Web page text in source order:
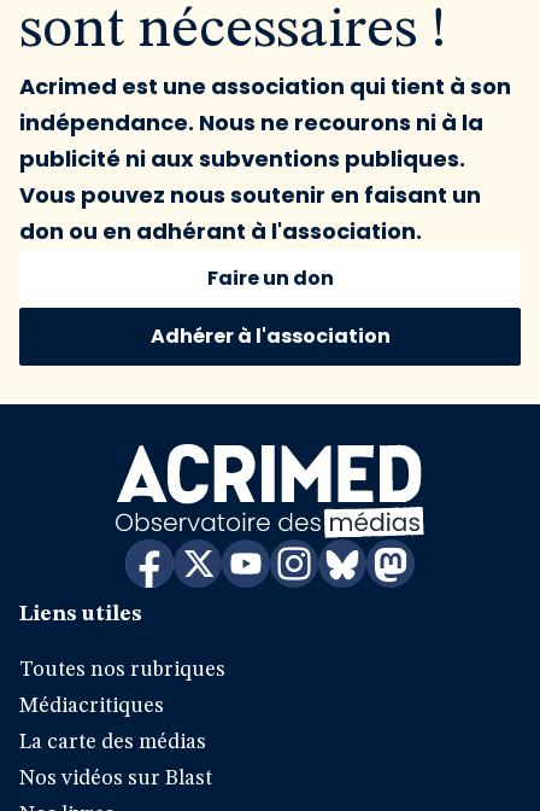
sont nécessaires !
Acrimed est une association qui tient à son
indépendance. Nous ne recourons ni à la
publicité ni aux subventions publiques.
Vous pouvez nous soutenir en faisant un
don ou en adhérant à l'association.
Faire un don
Adhérer à l'association
Liens utiles
Toutes nos rubriques
Médiacritiques
La carte des médias
Nos vidéos sur Blast